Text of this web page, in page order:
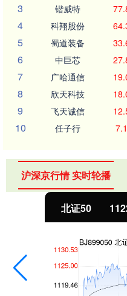
3 锴威特
4 科翔股份
5 蜀道装备
6 中巨芯
7 广哈通信
8 欣天科技
9 飞天诚信
10 任子行
沪深京行情 实时轮播
北证50